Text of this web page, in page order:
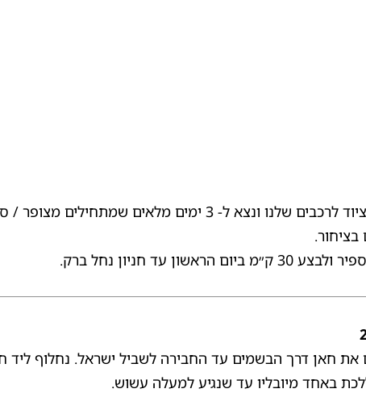
נפגש ב- 8:00 ביישוב צופר בערבה, נעביר ציוד לרכבים שלנו
בציחור.
את חאן דרך הבשמים עד החבירה לשביל ישראל. נחלוף
באחד מיובליו עד שנגיע למעלה עשוש.